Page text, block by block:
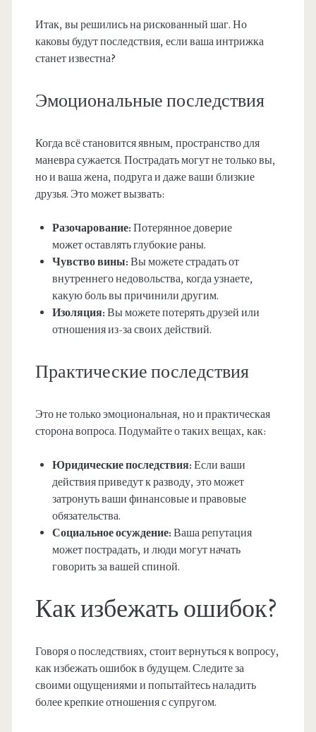
Итак, вы решились на рискованный шаг. Но
каковы будут последствия, если ваша интрижка
станет известна?
Эмоциональные последствия
Когда всё становится явным, пространство для
маневра сужается. Пострадать могут не только вы,
но и ваша жена, подруга и даже ваши близкие
друзья. Это может вызвать:
Разочарование: Потерянное доверие
может оставлять глубокие раны.
Чувство вины: Вы можете страдать от
внутреннего недовольства, когда узнаете,
какую боль вы причинили другим.
Изоляция: Вы можете потерять друзей или
отношения из-за своих действий.
Практические последствия
Это не только эмоциональная, но и практическая
сторона вопроса. Подумайте о таких вещах, как:
Юридические последствия: Если ваши
действия приведут к разводу, это может
затронуть ваши финансовые и правовые
обязательства.
Социальное осуждение: Ваша репутация
может пострадать, и люди могут начать
говорить за вашей спиной.
Как избежать ошибок?
Говоря о последствиях, стоит вернуться к вопросу,
как избежать ошибок в будущем. Следите за
своими ощущениями и попытайтесь наладить
более крепкие отношения с супругом.